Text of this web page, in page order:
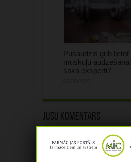
Pusaudzis grib
muskuļu
saka eksperti?
Jūsu komentārs
Jūsu e-pasta adrese netiks
publicēta.Atzīmētie lauki ir